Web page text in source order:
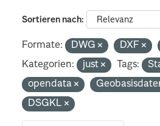
Sortieren nach
Formate: DWG DXF
Kategorien:
just Tags:
opendata
DSGKL